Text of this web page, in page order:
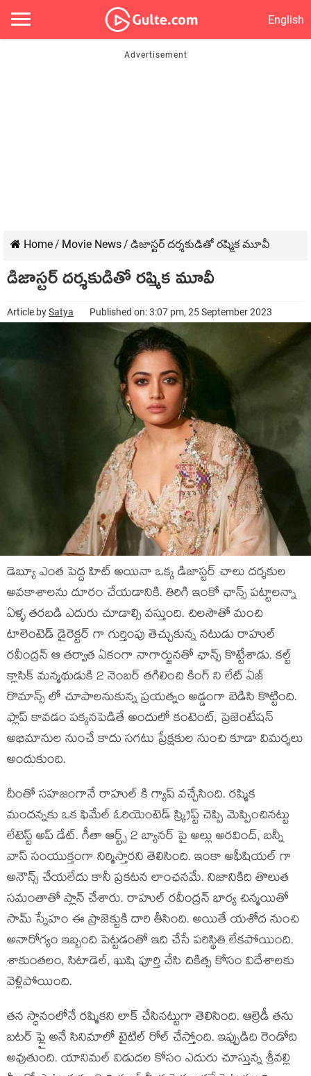
English
Home/ Movie News/ డిజాస్టర్ దర్శకుడితో రష్మిక మూవీ
డిజాస్టర్ దర్శకుడితో రష్మిక మూవీ
Article bySatya Published on: 3:07 pm, 25 September 2023
డెబ్యూ ఎంత పెద్ద హిట్ అయినా ఒక్క డిజాస్టర్ చాలు దర్శకుల
అవకాశాలను దూరం చేయడానికి. తిరిగి ఇంకో ఛాన్స్ పట్టాలన్నా
ఏళ్ళ తరబడి ఎదురు చూడాల్సి వస్తుంది. చిలసౌతో మంచి
టాలెంటెడ్ డైరెక్టర్ గా గుర్తింపు తెచ్చుకున్న నటుడు రాహుల్
రవీంద్రన్ ఆ తర్వాత ఏకంగా నాగార్జునతో ఛాన్స్ కొట్టేశాడు. కల్ట్
క్లాసిక్ మన్మథుడుకి 2 నెంబర్ తగిలించి కింగ్ ని లేట్ ఏజ్
రొమాన్స్ లో చూపాలనుకున్న ప్రయత్నం అడ్డంగా బెడిసి కొట్టింది.
ఫ్లాప్ కావడం పక్కనపెడితే అందులో కంటెంట్, ప్రెజెంటేషన్
అభిమానుల నుంచే కాదు సగటు ప్రేక్షకుల నుంచి కూడా విమర్శలు
అందుకుంది.
దీంతో సహజంగానే రాహుల్ కి గ్యాప్ వచ్చేసింది. రష్మిక
మందన్నకు ఒక ఫిమేల్ ఓరియెంటెడ్ స్క్రిప్ట్ చెప్పి మెప్పించినట్టు
లేటెస్ట్ అప్ డేట్. గీతా ఆర్ట్స్ 2 బ్యానర్ పై అల్లు అరవింద్, బన్నీ
వాస్ సంయుక్తంగా నిర్మిస్తారని తెలిసింది. ఇంకా అఫీషియల్ గా
అనౌన్స్ చేయలేదు కానీ ప్రకటన లాంఛనమే. నిజానికిది తొలుత
సమంతాతో ప్లాన్ చేశారు. రాహుల్ రవీంద్రన్ భార్య చిన్మయితో
సామ్ స్నేహం ఈ ప్రాజెక్టుకి దారి తీసింది. అయితే యశోద నుంచి
అనారోగ్యం ఇబ్బంది పెట్టడంతో ఇది చేసే పరిస్థితి లేకపోయింది.
శాకుంతలం, సిటాడెల్, ఖుషి పూర్తి చేసి చికిత్స కోసం విదేశాలకు
వెళ్లిపోయింది.
తన స్థానంలోనే రష్మికని లాక్ చేసినట్టుగా తెలిసింది. ఆల్రెడీ తను
బటర్ ఫ్లై అనే సినిమాలో టైటిల్ రోల్ చేస్తోంది. ఇప్పుడిది రెండోది
అవుతుంది. యానిమల్ విడుదల కోసం ఎదురు చూస్తున్న శ్రీవల్లి